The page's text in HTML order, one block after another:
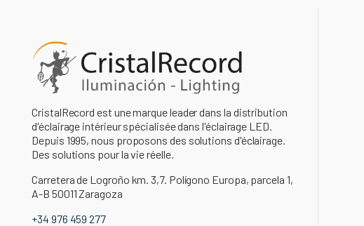
CristalRecord est une marque leader dans la distribution
d'éclairage intérieur spécialisée dans l'éclairage LED.
Depuis 1995, nous proposons des solutions d'éclairage.
Des solutions pour la vie réelle.
Carretera de Logroño km. 3,7. Polígono Europa, parcela 1,
A-B 50011 Zaragoza
+34 976 459 277